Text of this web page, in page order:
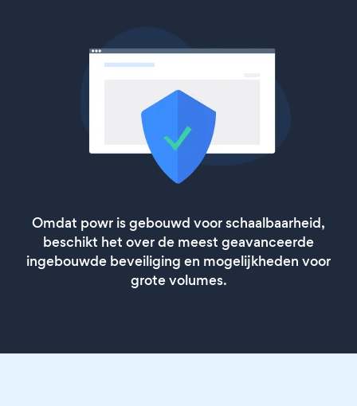
Omdat powr is gebouwd voor schaalbaarheid,
beschikt het over de meest geavanceerde
ingebouwde beveiliging en mogelijkheden voor
grote volumes.